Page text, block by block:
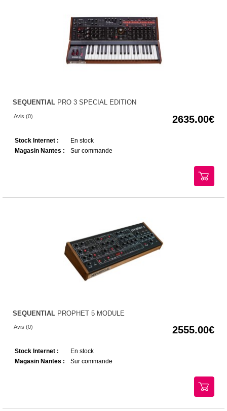
SEQUENTIAL PRO 3 SPECIAL EDITION
Avis (0) 2635.00
Stock Internet :
En stock
Magasin Nantes :
Sur commande
SEQUENTIAL PROPHET 5 MODULE
Avis (0) 2555.00
Stock Internet :
En stock
Magasin Nantes :
Sur commande